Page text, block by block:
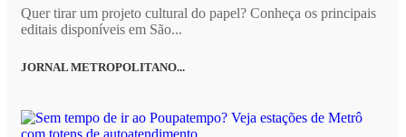
Quer tirar um projeto cultural do papel? Conheça os principais
editais disponíveis em São...
JORNAL METROPOLITANO...